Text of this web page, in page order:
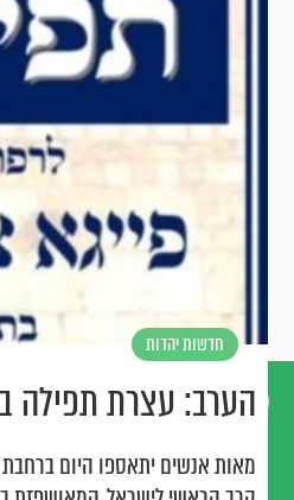
איתנו
חדשות יהדות
הערב: עצרת תפילה
מאות אנשים יתאספו היום